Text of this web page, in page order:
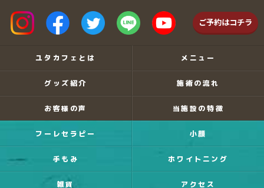
ご予約はコチラ
ユタカフェとは メニュー
グッズ紹介 施術の流れ
お客様の声 当施設の特徴
フーレセラピー 小顔
手もみ ホワイトニング
雑貨 アクセス